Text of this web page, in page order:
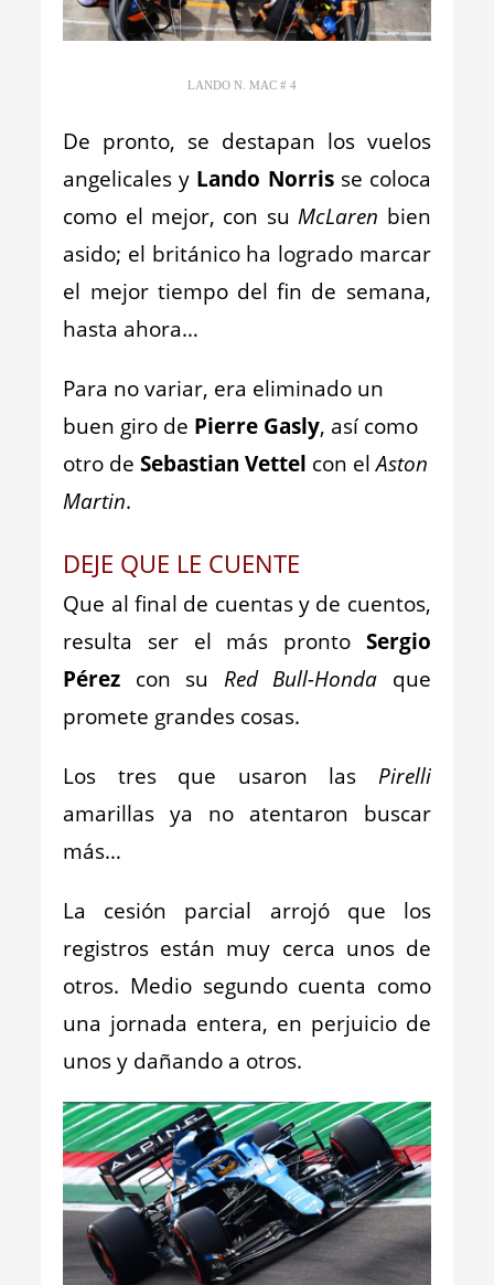
LANDO N. MAC # 4
De pronto, se destapan los vuelos
angelicales y Lando Norrisse coloca
como el mejor, con suMcLaren bien
asido; el británico ha logrado marcar
el mejor tiempo del fin de semana,
hasta ahora…
Para no variar, era eliminado un
buen giro de Pierre Gasly, así como
otro deSebastian Vettel con elAston
Martin.
DEJE QUE LE CUENTE
Que al final de cuentas y de cuentos,
resulta ser el más pronto Sergio
Pérez con su Red Bull-Honda que
promete grandes cosas.
Los tres que usaron las Pirelli
amarillas ya no atentaron buscar
más…
La cesión parcial arrojó que los
registros están muy cerca unos de
otros. Medio segundo cuenta como
una jornada entera, en perjuicio de
unos y dañando a otros.